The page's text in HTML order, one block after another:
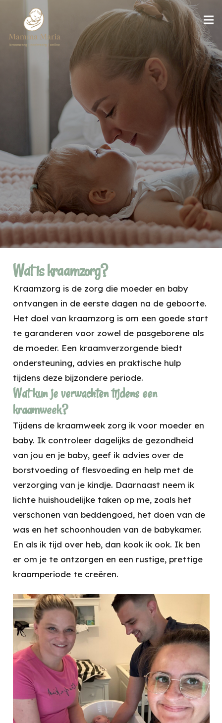
Wat is kraamzorg?
Kraamzorg is de zorg die moeder en baby
ontvangen in de eerste dagen na de geboorte.
Het doel van kraamzorg is om een goede start
te garanderen voor zowel de pasgeborene als
de moeder. Een kraamverzorgende biedt
ondersteuning, advies en praktische hulp
tijdens deze bijzondere periode.
Wat kun je verwachten tijdens een
kraamweek?
Tijdens de kraamweek zorg ik voor moeder en
baby. Ik controleer dagelijks de gezondheid
van jou en je baby, geef ik advies over de
borstvoeding of flesvoeding en help met de
verzorging van je kindje. Daarnaast neem ik
lichte huishoudelijke taken op me, zoals het
verschonen van beddengoed, het doen van de
was en het schoonhouden van de babykamer.
En als ik tijd over heb, dan kook ik ook. Ik ben
er om je te ontzorgen en een rustige, prettige
kraamperiode te creëren.